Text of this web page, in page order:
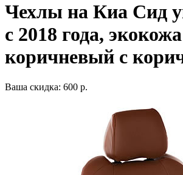
Чехлы на Киа Сид
с 2018 года,
коричневый с
Ваша скидка: 600 р.